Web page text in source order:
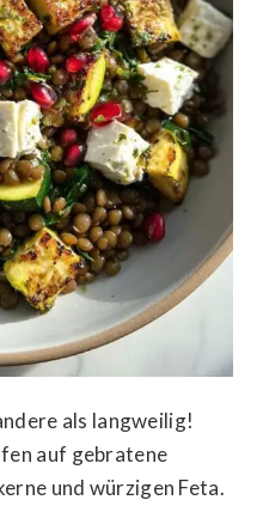
als langweilig!
auf gebratene
und würzigen Feta.